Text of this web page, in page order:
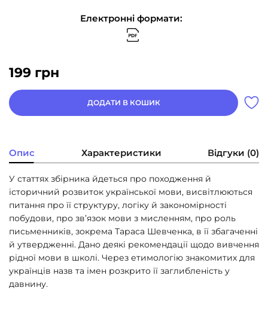
Електронні формати:
199 грн
ДОДАТИ В КОШИК
Опис Характеристики Відгуки (0)
У статтях збірника йдеться про походження й
історичний розвиток української мови, висвітлюються
питання про її структуру, логіку й закономірності
побудови, про зв’язок мови з мисленням, про роль
письменників, зокрема Тараса Шевченка, в її збагаченні
й утвердженні. Дано деякі рекомендації щодо вивчення
рідної мови в школі. Через етимологію знакомитих для
українців назв та імен розкрито її заглибленість у
давнину.